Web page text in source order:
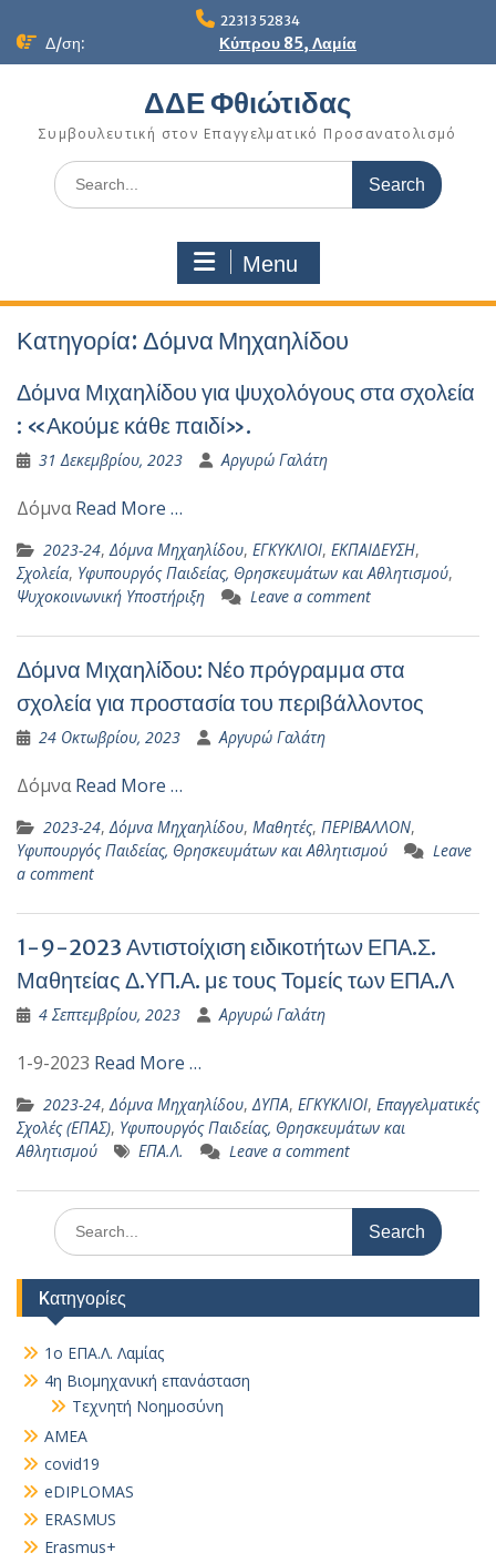
22313 52834
Δ/ση: Κύπρου 85, Λαμία
ΔΔΕ Φθιώτιδας
Συμβουλευτική στον Επαγγελματικό Προσανατολισμό
Search
for:
Menu
Κατηγορία: Δόμνα Μηχαηλίδου
Δόμνα Μιχαηλίδου για ψυχολόγους στα σχολεία
: «Ακούμε κάθε παιδί».
31 Δεκεμβρίου, 2023 Αργυρώ Γαλάτη
ΔόμναRead More …
2023-24,Δόμνα Μηχαηλίδου, ΕΓΚΥΚΛΙΟΙ, ΕΚΠΑΙΔΕΥΣΗ,
Σχολεία, Υφυπουργός Παιδείας, Θρησκευμάτων και Αθλητισμού,
Ψυχοκοινωνική Υποστήριξη
Leave a comment
Δόμνα Μιχαηλίδου: Νέο πρόγραμμα στα
σχολεία για προστασία του περιβάλλοντος
24 Οκτωβρίου, 2023 Αργυρώ Γαλάτη
ΔόμναRead More …
2023-24,Δόμνα Μηχαηλίδου, Μαθητές, ΠΕΡΙΒΑΛΛΟΝ,
Υφυπουργός Παιδείας, Θρησκευμάτων και Αθλητισμού
Leave
a comment
1-9-2023 Αντιστοίχιση ειδικοτήτων ΕΠΑ.Σ.
Μαθητείας Δ.ΥΠ.Α. με τους Τομείς των ΕΠΑ.Λ
4 Σεπτεμβρίου, 2023 Αργυρώ Γαλάτη
1-9-2023 Read More …
2023-24,Δόμνα Μηχαηλίδου,ΔΥΠΑ, ΕΓΚΥΚΛΙΟΙ, Επαγγελματικές
Σχολές (ΕΠΑΣ), Υφυπουργός Παιδείας, Θρησκευμάτων και
Αθλητισμού
ΕΠΑ.Λ. Leave a comment
Search
for:
Kατηγορίες
1ο ΕΠΑ.Λ. Λαμίας
4η Βιομηχανική επανάσταση
Τεχνητή Νοημοσύνη
AMEA
covid19
eDIPLOMAS
ERASMUS
Erasmus+